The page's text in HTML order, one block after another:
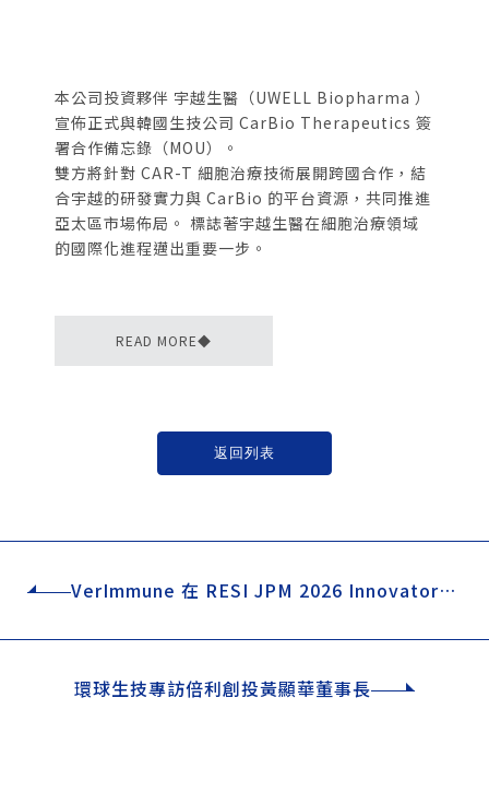
本公司投資夥伴 宇越生醫（UWELL Biopharma ）
宣佈正式與韓國生技公司 CarBio Therapeutics 簽
署合作備忘錄（MOU）。
雙方將針對 CAR-T 細胞治療技術展開跨國合作，結
合宇越的研發實力與 CarBio 的平台資源，共同推進
亞太區市場佈局。 標誌著宇越生醫在細胞治療領域
的國際化進程邁出重要一步。
READ MORE◆
返回列表
VerImmune 在 RESI JPM 2026 Innovator's
潛力
環球生技專訪倍利創投黃顯華董事長
僅必需的 Cookies 同意